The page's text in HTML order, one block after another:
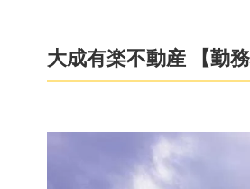
大成有楽不動産 【勤